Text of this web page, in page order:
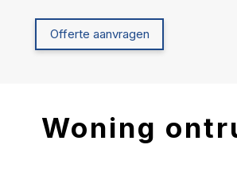
Offerte aanvragen
Woning